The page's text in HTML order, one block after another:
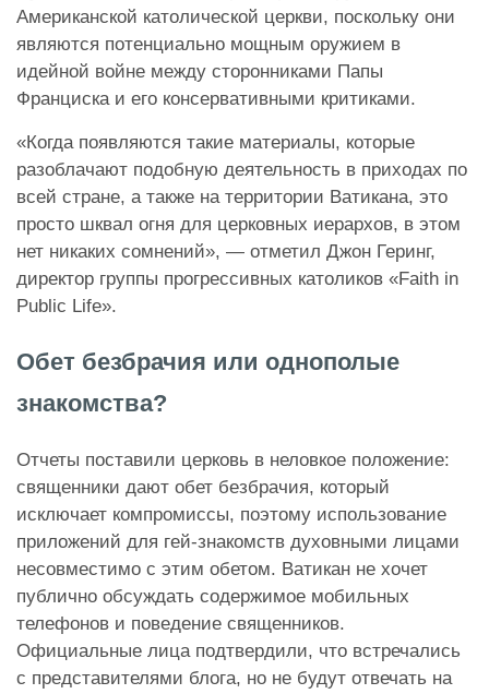
Американской католической церкви, поскольку они
являются потенциально мощным оружием в
идейной войне между сторонниками Папы
Франциска и его консервативными критиками.
«Когда появляются такие материалы, которые
разоблачают подобную деятельность в приходах по
всей стране, а также на территории Ватикана, это
просто шквал огня для церковных иерархов, в этом
нет никаких сомнений», — отметил Джон Геринг,
директор группы прогрессивных католиков «Faith in
Public Life».
Обет безбрачия или однополые
знакомства?
Отчеты поставили церковь в неловкое положение:
священники дают обет безбрачия, который
исключает компромиссы, поэтому использование
приложений для гей-знакомств духовными лицами
несовместимо с этим обетом. Ватикан не хочет
публично обсуждать содержимое мобильных
телефонов и поведение священников.
Официальные лица подтвердили, что встречались
с представителями блога, но не будут отвечать на